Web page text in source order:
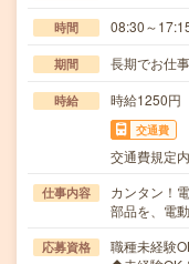
時間 08:30～
期間 長期でお仕
時給 時給1250円
交通費
交通費規定
仕事内容
カンタン！
部品を、電
応募資格
職種未経験